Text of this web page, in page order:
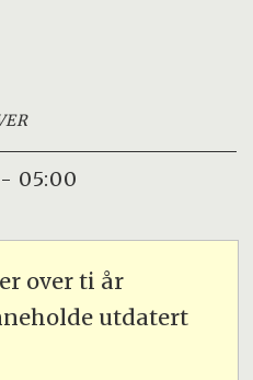
- 05:00
over ti år
utdatert